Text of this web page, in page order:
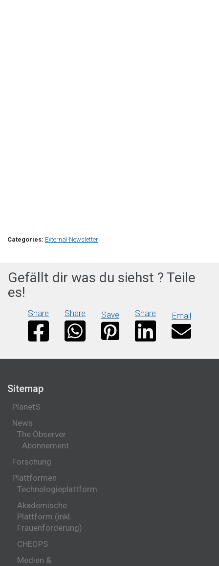
Categories: External Newsletter
Gefällt dir was du siehst ? Teile
es!
Share Share Save Share Email
Sitemap
PlanetS
News
The Observer
Abonnement
Forschung
Plattformen
Technologieplattform
Akademische
Plattform (inkl.
Frauenförderung)
CHEOPS
Medien &